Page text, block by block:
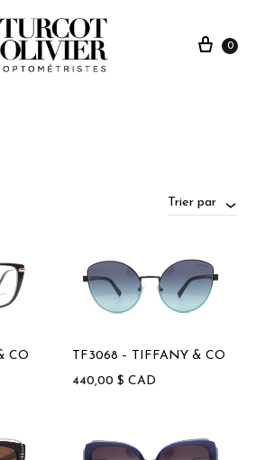
0
Trier par
CO
TF3068 – TIFFANY & CO
440,00 $ CAD